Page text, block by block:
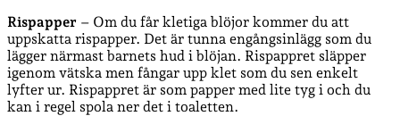
Rispapper – Om du får kletiga blöjor kommer du att
uppskatta rispapper. Det är tunna engångsinlägg som du
lägger närmast barnets hud i blöjan. Rispappret släpper
igenom vätska men fångar upp klet som du sen enkelt
lyfter ur. Rispappret är som papper med lite tyg i och du
kan i regel spola ner det i toaletten.